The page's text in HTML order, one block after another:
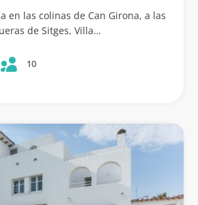
en las colinas de Can Girona, a las
de Sitges, Villa…
10